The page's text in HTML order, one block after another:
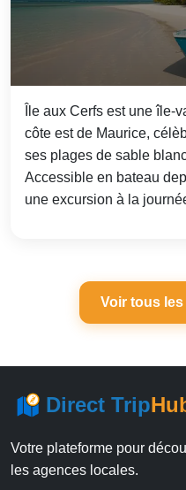
Île aux Cerfs est une île-
côte est de Maurice,
ses plages de sable
Accessible en bateau
une excursion à la
Voir tous
Direct Trip
Votre plateforme pour
les agences locales.